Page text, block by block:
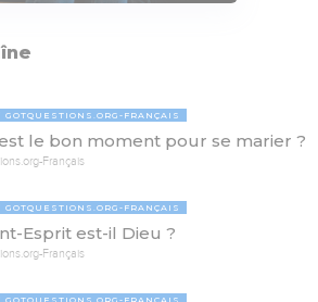
GOTQUESTIONS.ORG-FRANÇAIS
le bon moment pour se marier ?
Français
GOTQUESTIONS.ORG-FRANÇAIS
Esprit est-il Dieu ?
Français
GOTQUESTIONS.ORG-FRANÇAIS